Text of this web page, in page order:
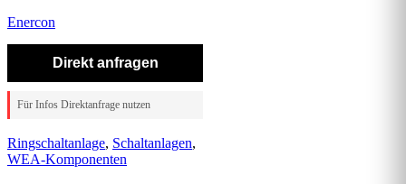
Enercon
Direkt anfragen
Für Infos Direktanfrage nutzen
Ringschaltanlage, Schaltanlagen,
WEA-Komponenten